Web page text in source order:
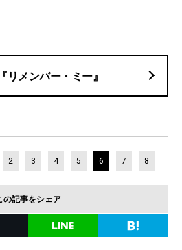
リメンバー・ミー』
2 3 4 5 6 7 8
の記事をシェア